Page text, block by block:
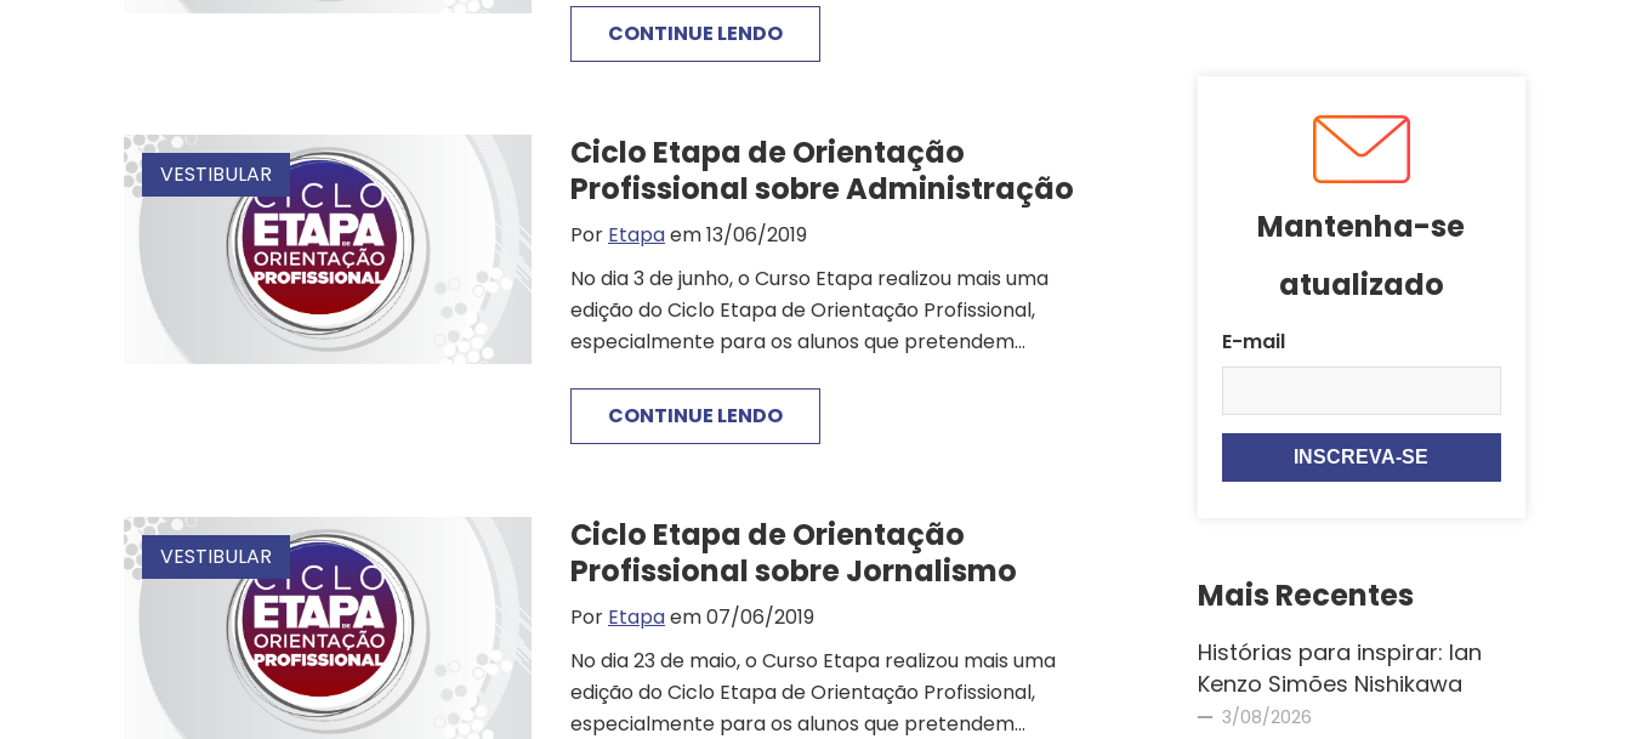
CONTINUE LENDO
VESTIBULAR
Ciclo Etapa de Orientação
Profissional sobre Administração
Por Etapaem 13/06/2019
No dia 3 de junho, o Curso Etapa realizou mais uma
edição do Ciclo Etapa de Orientação Profissional,
especialmente para os alunos que pretendem...
CONTINUE LENDO
VESTIBULAR
Ciclo Etapa de Orientação
Profissional sobre Jornalismo
Por Etapaem 07/06/2019
No dia 23 de maio, o Curso Etapa realizou mais uma
edição do Ciclo Etapa de Orientação Profissional,
especialmente para os alunos que pretendem...
Mantenha-se
atualizado
E-mail
Mais Recentes
Histórias para inspirar: Ian
Kenzo Simões Nishikawa
3/08/2026